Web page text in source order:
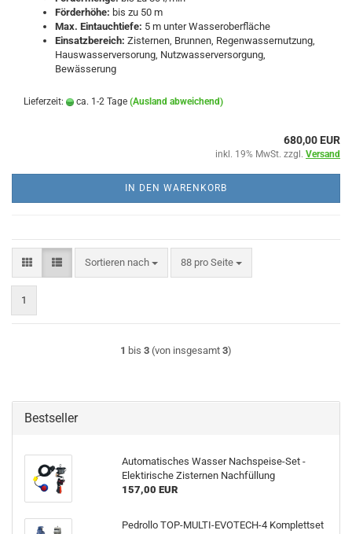
Förderhöhe: bis zu 50 m
Max. Eintauchtiefe: 5 m unter Wasseroberfläche
Einsatzbereich: Zisternen, Brunnen, Regenwassernutzung,
Hauswasserversorung, Nutzwasserversorgung,
Bewässerung
Lieferzeit: ca. 1-2 Tage (Ausland abweichend)
680,00 EUR
inkl. 19% MwSt. zzgl. Versand
IN DEN WARENKORB
Sortieren nach
Sortieren nach 88 pro Seite
pro Seite
1
1 bis 3 (von insgesamt 3)
Bestseller
Automatisches Wasser Nachspeise-Set -
Elektirische Zisternen Nachfüllung
157,00 EUR
Pedrollo TOP-MULTI-EVOTECH-4 Komplettset